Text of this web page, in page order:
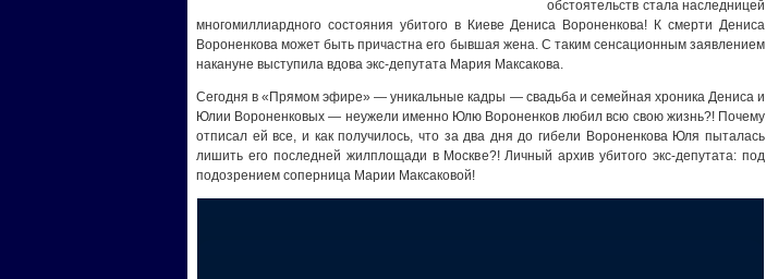
обстоятельств стала наследницей
многомиллиардного состояния убитого в Киеве Дениса Вороненкова! К смерти Дениса
Вороненкова может быть причастна его бывшая жена. С таким сенсационным заявлением
накануне выступила вдова экс-депутата Мария Максакова.
Сегодня в «Прямом эфире» — уникальные кадры — свадьба и семейная хроника Дениса и
Юлии Вороненковых — неужели именно Юлю Вороненков любил всю свою жизнь?! Почему
отписал ей все, и как получилось, что за два дня до гибели Вороненкова Юля пыталась
лишить его последней жилплощади в Москве?! Личный архив убитого экс-депутата: под
подозрением соперница Марии Максаковой!